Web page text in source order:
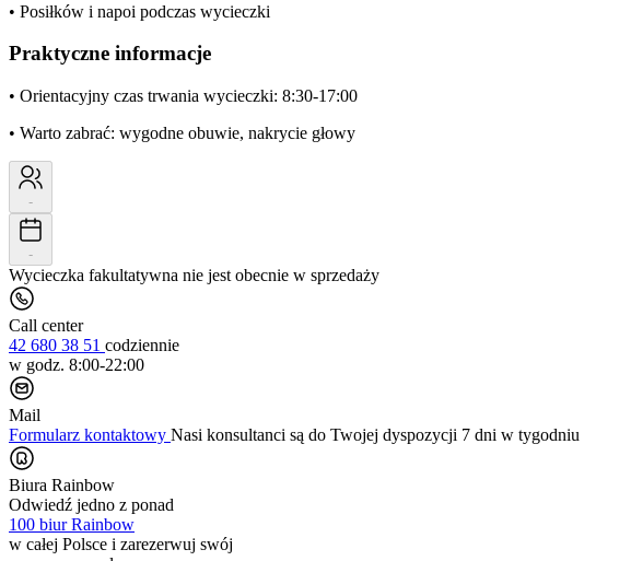
• Posiłków i napoi podczas wycieczki
Praktyczne informacje
• Orientacyjny czas trwania wycieczki: 8:30-17:00
• Warto zabrać: wygodne obuwie, nakrycie głowy
-
-
Wycieczka fakultatywna nie jest obecnie w sprzedaży
Call center
42 680 38 51 codziennie
w godz. 8:00-22:00
Mail
Formularz kontaktowy Nasi konsultanci są do Twojej dyspozycji 7 dni w tygodniu
Biura Rainbow
Odwiedź jedno z ponad
100 biur Rainbow
w całej Polsce i zarezerwuj swój